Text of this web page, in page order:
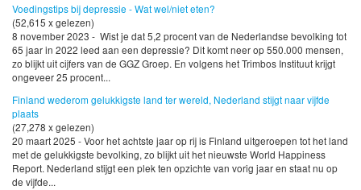
Voedingstips bij depressie - Wat wel/niet eten?
(52,615 x gelezen)
8 november 2023 - Wist je dat 5,2 procent van de Nederlandse bevolking tot
65 jaar in 2022 leed aan een depressie? Dit komt neer op 550.000 mensen,
zo blijkt uit cijfers van de GGZ Groep. En volgens het Trimbos Instituut krijgt
ongeveer 25 procent...
Finland wederom gelukkigste land ter wereld, Nederland stijgt naar vijfde
plaats
(27,278 x gelezen)
20 maart 2025 - Voor het achtste jaar op rij is Finland uitgeroepen tot het land
met de gelukkigste bevolking, zo blijkt uit het nieuwste World Happiness
Report. Nederland stijgt een plek ten opzichte van vorig jaar en staat nu op
de vijfde...